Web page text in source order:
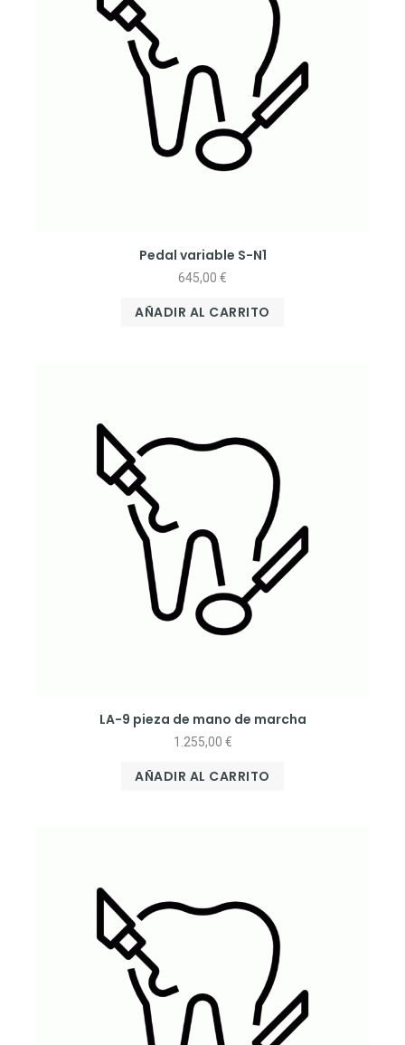
Pedal variable S-N1
645,00 €
AÑADIR AL CARRITO
LA-9 pieza de mano de marcha
1.255,00 €
AÑADIR AL CARRITO